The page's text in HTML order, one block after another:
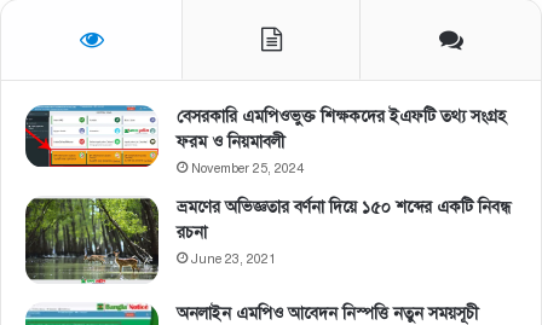
বেসরকারি এমপিওভুক্ত শিক্ষকদের ইএফটি তথ্য সংগ্রহ
ফরম ও নিয়মাবলী
November 25, 2024
ভ্রমণের অভিজ্ঞতার বর্ণনা দিয়ে ১৫০ শব্দের একটি নিবন্ধ
রচনা
June 23, 2021
অনলাইন এমপিও আবেদন নিস্পত্তি নতুন সময়সূচী